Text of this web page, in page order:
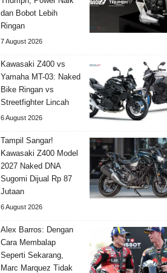
dan Bobot Lebih
Ringan
7 August 2026
Kawasaki Z400 vs
Yamaha MT-03: Naked
Bike Ringan vs
Streetfighter Lincah
6 August 2026
Tampil Sangar!
Kawasaki Z400 Model
2027 Naked DNA
Sugomi Dijual Rp 87
Jutaan
6 August 2026
Alex Barros: Dengan
Cara Membalap
Seperti Sekarang,
Marc Marquez Tidak